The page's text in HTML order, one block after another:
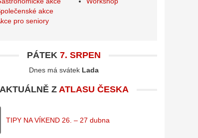
akce
pro seniory
PÁTEK7. SRPEN
Dnes má svátek Lada
AKTUÁLNĚ Z ATLASU ČESKA
TIPY NA VÍKEND 26. – 27 dubna